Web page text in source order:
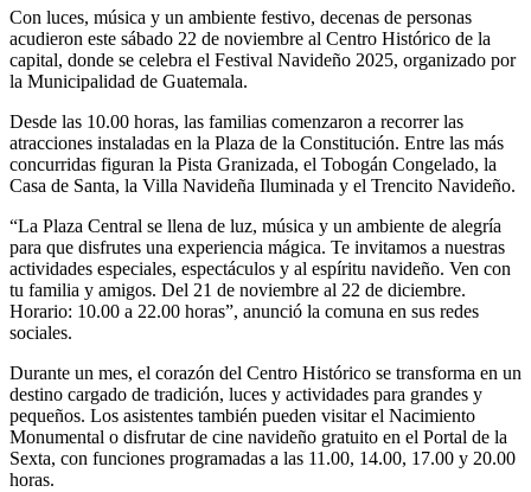
Con luces, música y un ambiente festivo, decenas de personas
acudieron este sábado 22 de noviembre al Centro Histórico de la
capital, donde se celebra el Festival Navideño 2025, organizado por
la Municipalidad de Guatemala.
Desde las 10.00 horas, las familias comenzaron a recorrer las
atracciones instaladas en la Plaza de la Constitución. Entre las más
concurridas figuran la Pista Granizada, el Tobogán Congelado, la
Casa de Santa, la Villa Navideña Iluminada y el Trencito Navideño.
“La Plaza Central se llena de luz, música y un ambiente de alegría
para que disfrutes una experiencia mágica. Te invitamos a nuestras
actividades especiales, espectáculos y al espíritu navideño. Ven con
tu familia y amigos. Del 21 de noviembre al 22 de diciembre.
Horario: 10.00 a 22.00 horas”, anunció la comuna en sus redes
sociales.
Durante un mes, el corazón del Centro Histórico se transforma en un
destino cargado de tradición, luces y actividades para grandes y
pequeños. Los asistentes también pueden visitar el Nacimiento
Monumental o disfrutar de cine navideño gratuito en el Portal de la
Sexta, con funciones programadas a las 11.00, 14.00, 17.00 y 20.00
horas.